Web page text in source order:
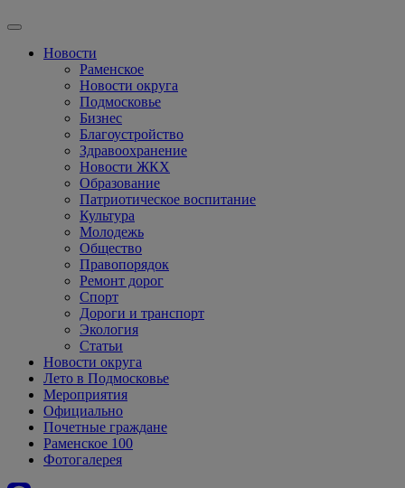
Новости
Раменское
Новости округа
Подмосковье
Бизнес
Благоустройство
Здравоохранение
Новости ЖКХ
Образование
Патриотическое воспитание
Культура
Молодежь
Общество
Правопорядок
Ремонт дорог
Спорт
Дороги и транспорт
Экология
Статьи
Новости округа
Лето в Подмосковье
Мероприятия
Официально
Почетные граждане
Раменское 100
Фотогалерея